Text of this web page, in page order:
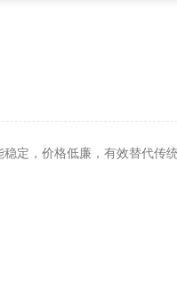
定，价格低廉，有效替代传